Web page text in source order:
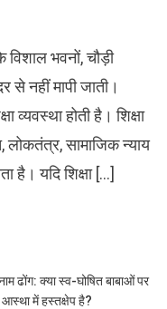
विशाल भवनों, चौड़ी
से नहीं मापी जाती।
व्यवस्था होती है। शिक्षा
सामाजिक न्याय
है। यदि शिक्षा […]
ढोंग: क्या स्व-घोषित बाबाओं पर
आस्था में हस्तक्षेप है?